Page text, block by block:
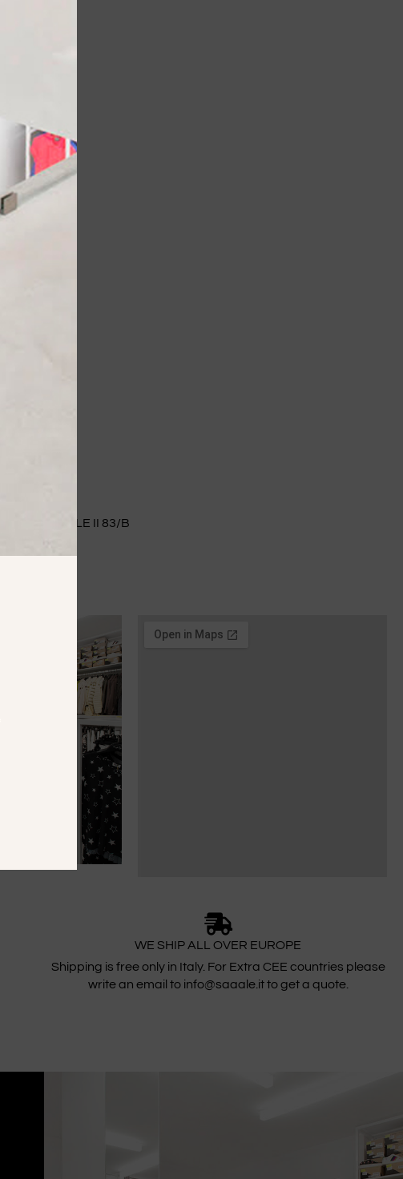
EMANUELE II 83/B
WE SHIP ALL OVER EUROPE
Shipping is free only in Italy. For Extra CEE countries please
write an email to info@saaale.it to get a quote.